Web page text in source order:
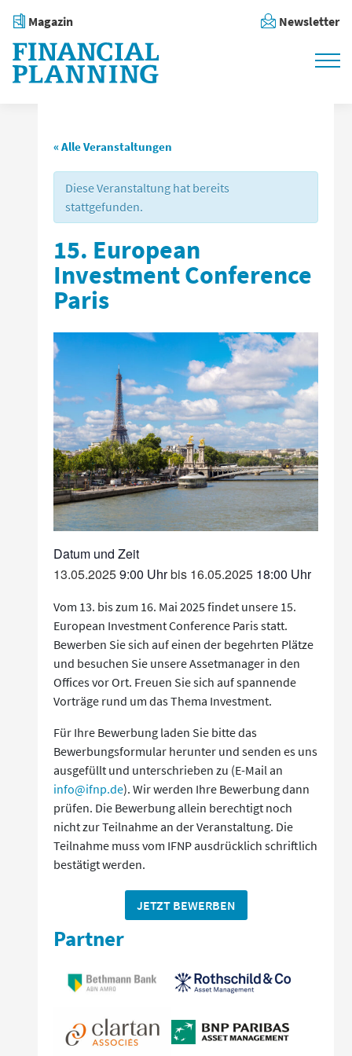
Magazin Newsletter
« Alle Veranstaltungen
Diese Veranstaltung hat bereits
stattgefunden.
15. European
Investment Conference
Paris
13.05.20259:00 bis 16.05.2025 18:00
Vom 13. bis zum 16. Mai 2025 findet unsere 15.
European Investment Conference Paris statt.
Bewerben Sie sich auf einen der begehrten Plätze
und besuchen Sie unsere Assetmanager in den
Offices vor Ort. Freuen Sie sich auf spannende
Vorträge rund um das Thema Investment.
Für Ihre Bewerbung laden Sie bitte das
Bewerbungsformular herunter und senden es uns
ausgefüllt und unterschrieben zu (E-Mail an
info@ifnp.de). Wir werden Ihre Bewerbung dann
prüfen. Die Bewerbung allein berechtigt noch
nicht zur Teilnahme an der Veranstaltung. Die
Teilnahme muss vom IFNP ausdrücklich schriftlich
bestätigt werden.
JETZT BEWERBEN
Partner